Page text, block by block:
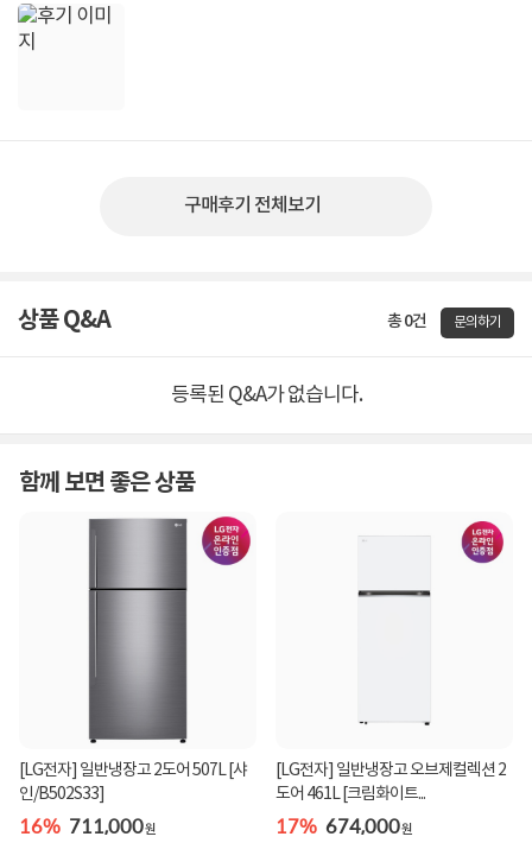
구매후기 전체보기
상품 Q&A 총 0건 문의하기
등록된 Q&A가 없습니다.
함께 보면 좋은 상품
[LG전자] 일반냉장고 2도어 507L [샤
인/B502S33]
16% 711,000원
[LG전자] 일반냉장고 오브제컬렉션 2
도어 461L [크림화이트...
17% 674,000원